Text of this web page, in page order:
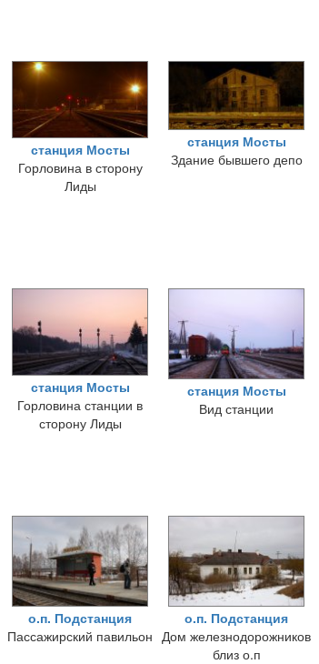
станция Мосты
Горловина в сторону
Лиды
станция Мосты
Здание бывшего депо
станция Мосты
Горловина станции в
сторону Лиды
станция Мосты
Вид станции
о.п. Подстанция
Пассажирский павильон
о.п. Подстанция
Дом железнодорожников
близ о.п